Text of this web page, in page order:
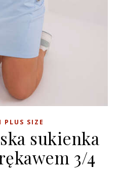
PLUS SIZE
sukienka
3/4